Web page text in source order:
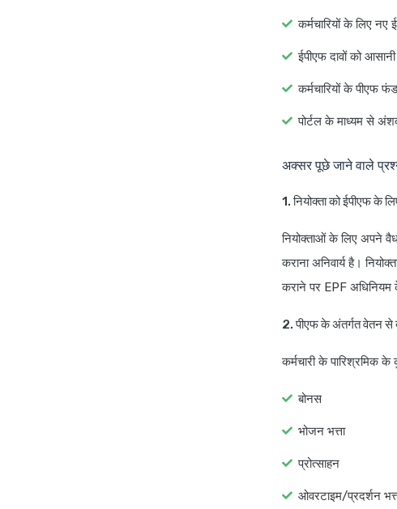
कर्मचारियों के लिए नए
ईपीएफ दावों को
कर्मचारियों के पीएफ
पोर्टल के माध्यम से
अक्सर पूछे जाने वाले
1. नियोक्ता को ईपीएफ के
नियोक्ताओं के लिए अपने
कराना अनिवार्य है।
कराने पर EPF
2. पीएफ के अंतर्गत वेतन से
कर्मचारी के पारिश्रमिक
बोनस
भोजन भत्ता
प्रोत्साहन
ओवरटाइम/प्रदर्शन